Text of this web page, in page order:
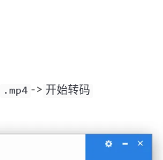
.mp4 -> 开始转码